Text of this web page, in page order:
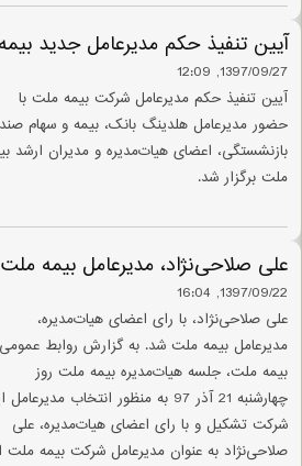
آیین تنفیذ حکم مدیرعامل جدید
1397/09/27, 12:09
آیین تنفیذ حکم مدیرعامل شرکت بیمه ملت با
حضور مدیرعامل هلدینگ بانک، بیمه و سهام
بازنشستگی، اعضای هیات‌مدیره و مدیران ارشد
ملت برگزار شد.
علی صلاحی‌نژاد، مدیرعامل بیمه
1397/09/22, 16:04
علی صلاحی‌نژاد، با رای اعضای هیات‌مدیره،
مدیرعامل بیمه ملت شد. به گزارش روابط عمومی
بیمه ملت، جلسه هیات‌مدیره بیمه ملت روز
چهارشنبه 21 آذر 97 به منظور انتخاب
شرکت تشکیل و با رای اعضای هیات‌مدیره، علی
صلاحی‌نژاد به عنوان مدیرعامل شرکت بیمه